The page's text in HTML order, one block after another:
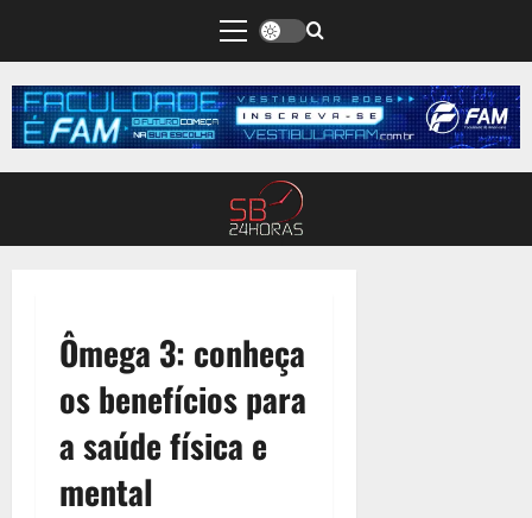
Ômega 3: conheça
os benefícios para
a saúde física e
mental